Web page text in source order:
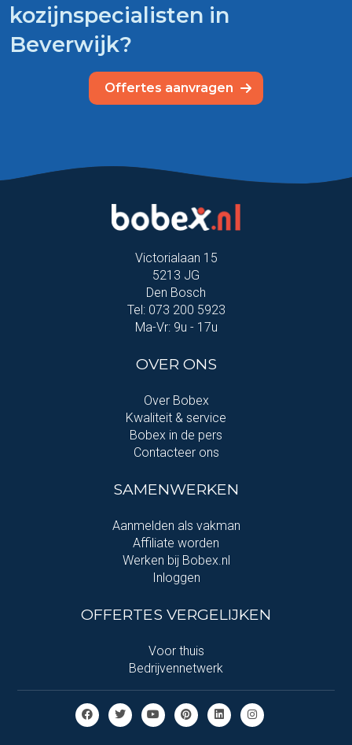
kozijnspecialisten in
Beverwijk?
Offertes aanvragen
Victorialaan 15
5213 JG
Den Bosch
Tel: 073 200 5923
Ma-Vr: 9u - 17u
OVER ONS
Over Bobex
Kwaliteit & service
Bobex in de pers
Contacteer ons
SAMENWERKEN
Aanmelden als vakman
Affiliate worden
Werken bij Bobex.nl
Inloggen
OFFERTES VERGELIJKEN
Voor thuis
Bedrijvennetwerk